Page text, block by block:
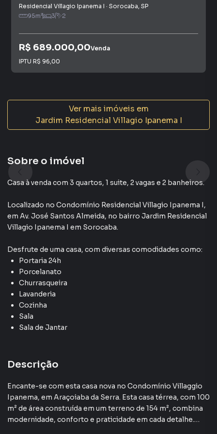
Residencial Villagio Ipanema I · Sorocaba, SP
95m² 3 2
R$ 689.000,00Venda
IPTU R$ 96,00
Ver mais imóveis em
Jardim Residencial Villagio Ipanema I
Sobre o imóvel
Casa à venda com 3 quartos, 1 suite, 2 vagas e 2 banheiros.
Localizado no Condomínio Residencial Villagio Ipanema I,
em Av. José Santos Almeida, no bairro Jardim Residencial
Villagio Ipanema I em Sorocaba.
Desfrute de uma casa, com diversas comodidades como:
Portaria 24h
Porcelanato
Churrasqueira
Lavanderia
Cozinha
Sala
Sala de Jantar
Descrição
Encante-se com esta casa nova no Condomínio Villaggio
Ipanema, em Araçoiaba da Serra. Esta casa térrea, com 100
m² de área construída em um terreno de 154 m², combina
modernidade, conforto e praticidade em cada detalhe.